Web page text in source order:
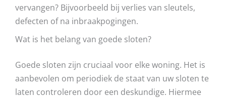
vervangen? Bijvoorbeeld bij verlies van sleutels,
defecten of na inbraakpogingen.
Wat is het belang van goede sloten?
Goede sloten zijn cruciaal voor elke woning. Het is
aanbevolen om periodiek de staat van uw sloten te
laten controleren door een deskundige. Hiermee